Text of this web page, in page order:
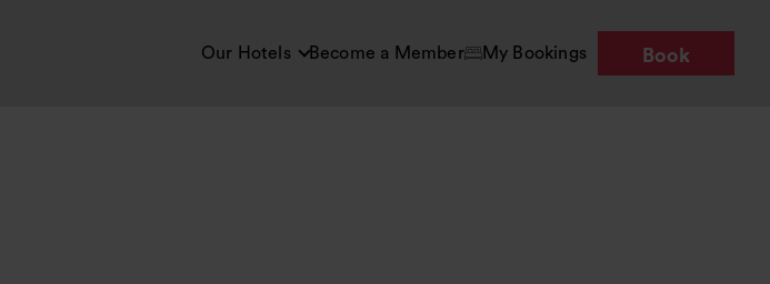
Our Hotels Become a Member My Bookings Book